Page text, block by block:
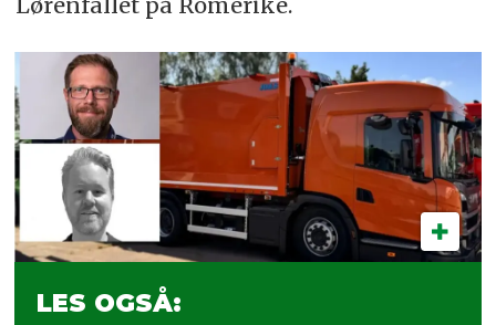
LES OGSÅ: